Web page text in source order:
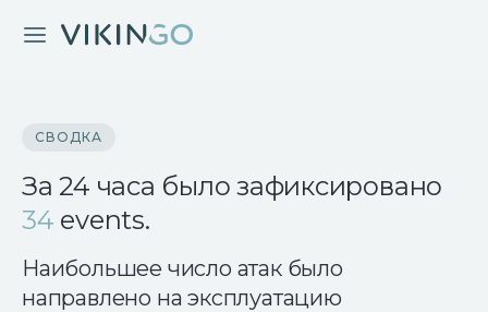
СВОДКА
За 24 часа было зафиксировано
34 events.
Наибольшее число атак было
направлено на эксплуатацию